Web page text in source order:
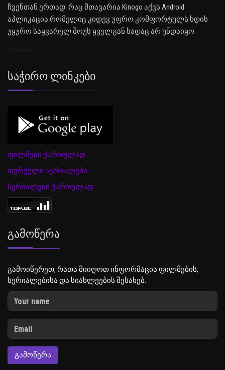
ჩვენთან ერთად. რაც მთავარია Kinogo აქვს Android
აპლიკაცია რომელიც კიდევ უფრო კომფორტულს ხდის
უყურო საყვარელ შოუს ყველგან სადაც არ უნდაიყო.
Საჭირო Ლინკები
ფილმები ქართულად
თურქული სერიალები
სერიალები ქართულად
Გამოწერა
გამოიწერეთ, რათა მიიღოთ ინფორმაცია ფილმების,
სერიალებისა და სიახლეების შესახებ.
ᲒᲐᲛᲝᲬᲔᲠᲐ